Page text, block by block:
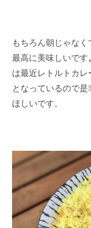
もちろん朝じゃな
最高に美味しいです
は最近​レトルトカ
となっているので
ほしいです。​